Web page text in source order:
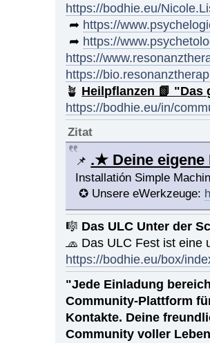
https://bodhie.eu/
➦ https://
➦ https://
https://
https://
🪴 Heilpflanzen 📗
https://bodhie.eu/in/
Zitat
📌 .★ Deine
Installatión Simple
✪ Unsere eWerkzeuge:
🎼 Das ULC Unter der
🧢 Das ULC Fest ist eine
https://bodhie.eu/box/
"Jede Einladung
Community-Plattform
Kontakte. Deine
Community voller